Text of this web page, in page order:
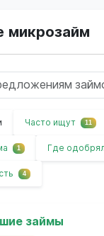
микрозайм
Часто ищут 11
1 Где
4
займы